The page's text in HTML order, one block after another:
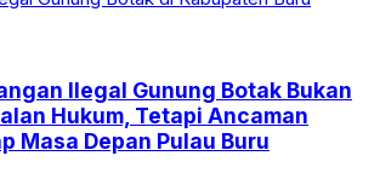
Ilegal Gunung Botak Bukan
Hukum, Tetapi Ancaman
Masa Depan Pulau Buru